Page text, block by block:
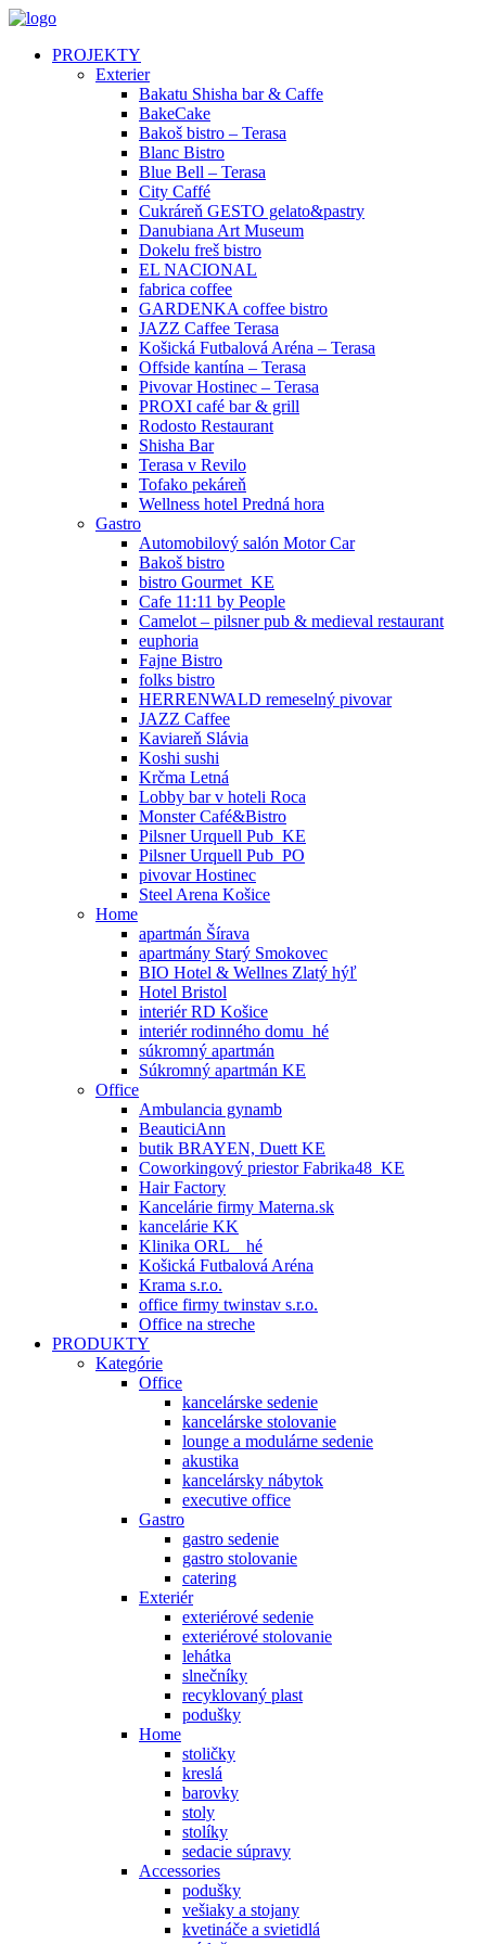
PROJEKTY
Exterier
Bakatu Shisha bar & Caffe
BakeCake
Bakoš bistro – Terasa
Blanc Bistro
Blue Bell – Terasa
City Caffé
Cukráreň GESTO gelato&pastry
Danubiana Art Museum
Dokelu freš bistro
EL NACIONAL
fabrica coffee
GARDENKA coffee bistro
JAZZ Caffee Terasa
Košická Futbalová Aréna – Terasa
Offside kantína – Terasa
Pivovar Hostinec – Terasa
PROXI café bar & grill
Rodosto Restaurant
Shisha Bar
Terasa v Revilo
Tofako pekáreň
Wellness hotel Predná hora
Gastro
Automobilový salón Motor Car
Bakoš bistro
bistro Gourmet_KE
Cafe 11:11 by People
Camelot – pilsner pub & medieval restaurant
euphoria
Fajne Bistro
folks bistro
HERRENWALD remeselný pivovar
JAZZ Caffee
Kaviareň Slávia
Koshi sushi
Krčma Letná
Lobby bar v hoteli Roca
Monster Café&Bistro
Pilsner Urquell Pub_KE
Pilsner Urquell Pub_PO
pivovar Hostinec
Steel Arena Košice
Home
apartmán Šírava
apartmány Starý Smokovec
BIO Hotel & Wellnes Zlatý hýľ
Hotel Bristol
interiér RD Košice
interiér rodinného domu_hé
súkromný apartmán
Súkromný apartmán KE
Office
Ambulancia gynamb
BeauticiAnn
butik BRAYEN, Duett KE
Coworkingový priestor Fabrika48_KE
Hair Factory
Kancelárie firmy Materna.sk
kancelárie KK
Klinika ORL _ hé
Košická Futbalová Aréna
Krama s.r.o.
office firmy twinstav s.r.o.
Office na streche
PRODUKTY
Kategórie
Office
kancelárske sedenie
kancelárske stolovanie
lounge a modulárne sedenie
akustika
kancelársky nábytok
executive office
Gastro
gastro sedenie
gastro stolovanie
catering
Exteriér
exteriérové sedenie
exteriérové stolovanie
lehátka
slnečníky
recyklovaný plast
podušky
Home
stoličky
kreslá
barovky
stoly
stolíky
sedacie súpravy
Accessories
podušky
vešiaky a stojany
kvetináče a svietidlá